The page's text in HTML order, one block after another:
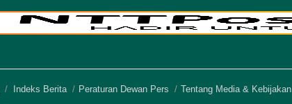
Indeks Berita Peraturan Dewan Pers Tentang Media & Kebijakan